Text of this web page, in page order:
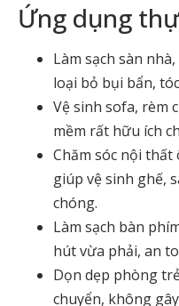
Ứng dụng
Làm sạch sàn
loại bỏ bụi bẩn,
Vệ sinh sofa, rèm
mềm rất hữu ích
Chăm sóc nội thất
giúp vệ sinh ghế,
chóng.
Làm sạch bàn
hút vừa phải, an
Dọn dẹp phòng
chuyển, không